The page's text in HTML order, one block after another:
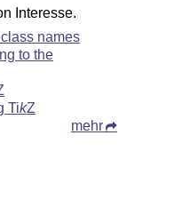
Interesse.
names
to the
TikZ
mehr